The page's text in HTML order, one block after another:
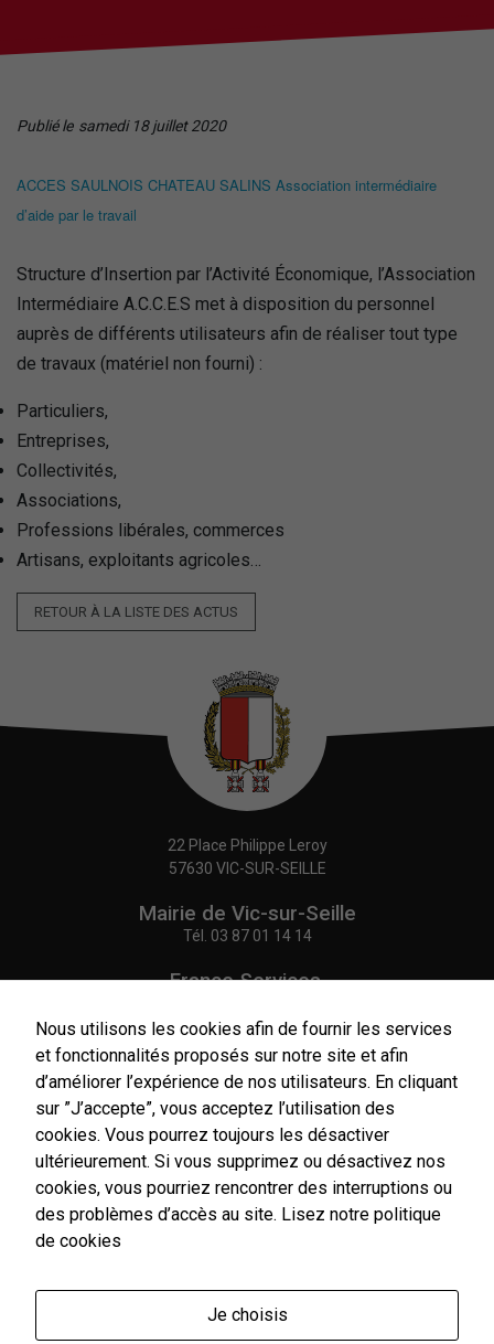
Publié le samedi 18 juillet 2020
ACCES SAULNOIS CHATEAU SALINS Association intermédiaire
d’aide par le travail
Structure d’Insertion par l’Activité Économique, l’Association
Intermédiaire A.C.C.E.S met à disposition du personnel
auprès de différents utilisateurs afin de réaliser tout type
de travaux (matériel non fourni) :
Particuliers,
Entreprises,
Collectivités,
Associations,
Professions libérales, commerces
Artisans, exploitants agricoles…
RETOUR À LA LISTE DES ACTUS
22 Place Philippe Leroy
57630 VIC-SUR-SEILLE
Mairie de Vic-sur-Seille
Tél. 03 87 01 14 14
France Services,
Tél.03 87 86 41 48
NOUS CONTACTER
Horaires
d'ouverture
Nous utilisons les cookies afin de fournir les services
et fonctionnalités proposés sur notre site et afin
d’améliorer l’expérience de nos utilisateurs. En cliquant
sur ”J’accepte”, vous acceptez l’utilisation des
cookies. Vous pourrez toujours les désactiver
ultérieurement. Si vous supprimez ou désactivez nos
cookies, vous pourriez rencontrer des interruptions ou
des problèmes d’accès au site. Lisez notre politique
de cookies
Je choisis
Nécessaires
Ces cookies
sont utiles au
bon
fonctionnement
Statistiques